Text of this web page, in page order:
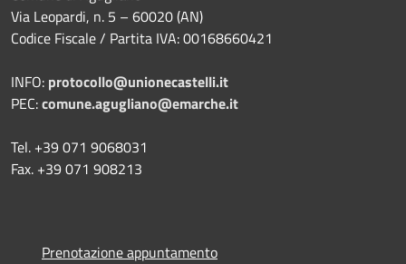
Via Leopardi, n. 5 – 60020 (AN)
Codice Fiscale / Partita IVA: 00168660421
INFO: protocollo@unionecastelli.it
PEC:comune.agugliano@emarche.it
Tel. +39 071 9068031
Fax. +39 071 908213
Prenotazione appuntamento